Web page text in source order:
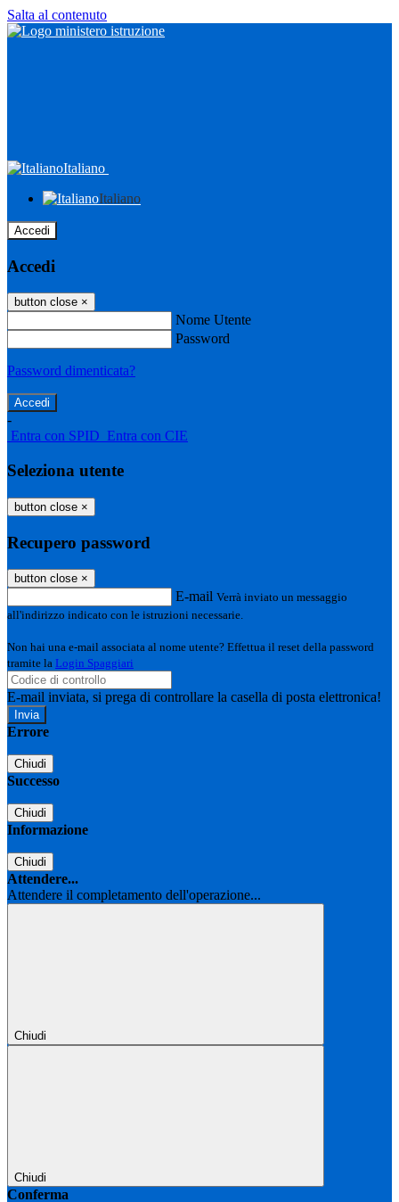
Salta al contenuto
Italiano
Italiano
Accedi
Accedi
button close ×
Nome Utente
Password
Password dimenticata?
-
Entra con SPID Entra con CIE
Seleziona utente
button close ×
Recupero password
button close ×
E-mail Verrà inviato un messaggio
all'indirizzo indicato con le istruzioni necessarie.
Non hai una e-mail associata al nome utente? Effettua il reset della password
tramite la Login Spaggiari
E-mail inviata, si prega di controllare la casella di posta elettronica!
Errore
Chiudi
Successo
Chiudi
Informazione
Chiudi
Attendere...
Attendere il completamento dell'operazione...
Chiudi
Chiudi
Conferma